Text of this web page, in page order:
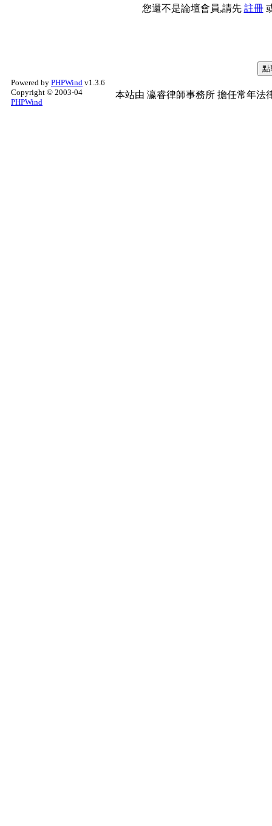
您還不是論壇會員,請先 註冊
Powered by PHPWind v1.3.6
Copyright © 2003-04
PHPWind
本站由 瀛睿律師事務所 擔任常年法